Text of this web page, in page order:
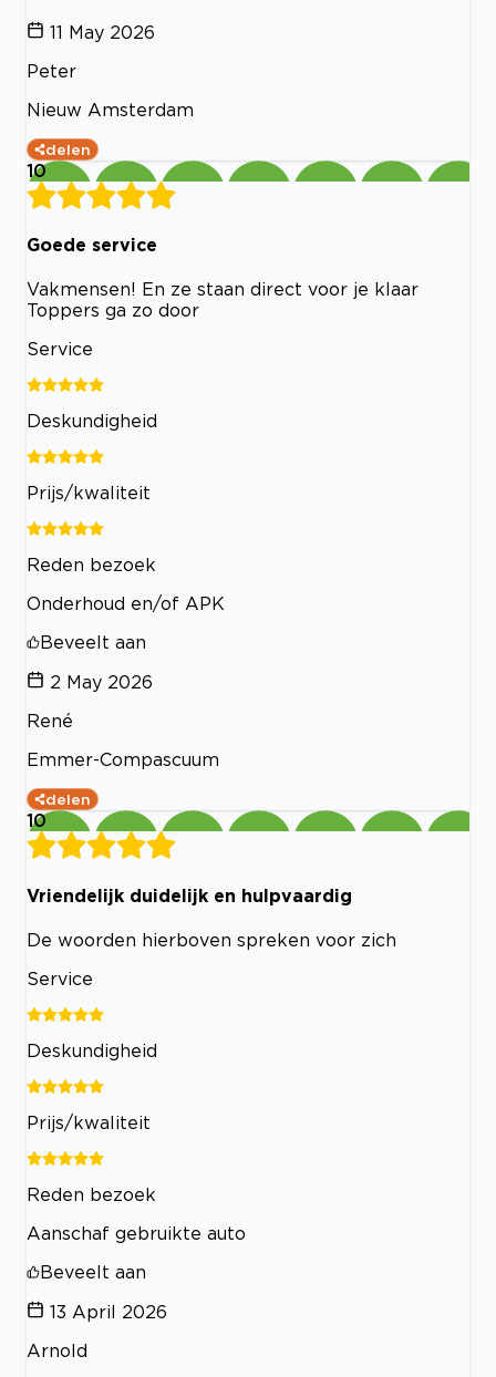
11 May 2026
Peter
Nieuw Amsterdam
delen
10
Goede service
Vakmensen! En ze staan direct voor je klaar
Toppers ga zo door
Service
Deskundigheid
Prijs/kwaliteit
Reden bezoek
Onderhoud en/of APK
Beveelt aan
2 May 2026
René
Emmer-Compascuum
delen
10
Vriendelijk duidelijk en hulpvaardig
De woorden hierboven spreken voor zich
Service
Deskundigheid
Prijs/kwaliteit
Reden bezoek
Aanschaf gebruikte auto
Beveelt aan
13 April 2026
Arnold